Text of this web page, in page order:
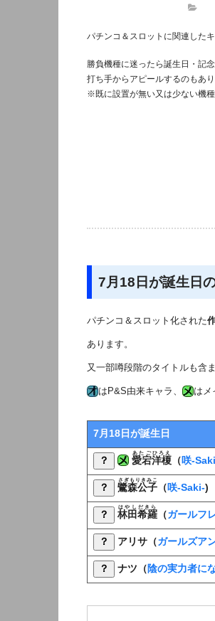
パチンコ＆スロットに関連した
勝負機種に迷ったら誕生日・記
打ち手からアピールするのもあ
※既に設置が無い又は少ない機
7月18日が誕生日
パチンコ＆スロット化された
あります。
又一部噂段階のタイトルも含ま
はP&S由来キャラ、 はメ
7月18日が誕生日
？ 愛宕洋榎
あたごひろえ
（ 咲-
？ 鷺森公子
さぎもりきみこ
（ 咲-Saki-)
？ 林田希羅
はやしだきら
（ガールフ
？ アリサ （ガールズア
？ ナツ（ 陰の実力者に